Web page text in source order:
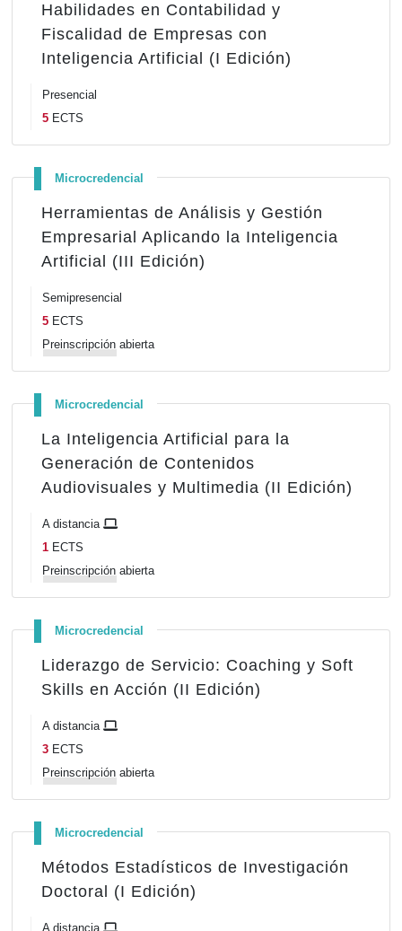
Habilidades en Contabilidad y
Fiscalidad de Empresas con
Inteligencia Artificial (I Edición)
Presencial
5 ECTS
Microcredencial
Herramientas de Análisis y Gestión
Empresarial Aplicando la Inteligencia
Artificial (III Edición)
Semipresencial
5 ECTS
Preinscripción abierta
Microcredencial
La Inteligencia Artificial para la
Generación de Contenidos
Audiovisuales y Multimedia (II Edición)
A distancia
1 ECTS
Preinscripción abierta
Microcredencial
Liderazgo de Servicio: Coaching y Soft
Skills en Acción (II Edición)
A distancia
3 ECTS
Preinscripción abierta
Microcredencial
Métodos Estadísticos de Investigación
Doctoral (I Edición)
A distancia